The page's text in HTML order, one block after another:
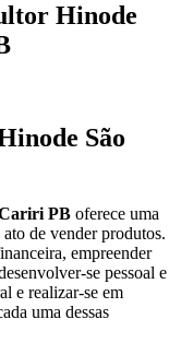
Hinode
São
PB oferece uma
de vender produtos.
empreender
se pessoal e
e realizar-se em
uma dessas